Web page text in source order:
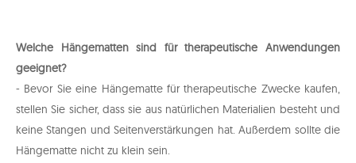
Welche Hängematten sind für therapeutische Anwendungen
geeignet?
- Bevor Sie eine Hängematte für therapeutische Zwecke kaufen,
stellen Sie sicher, dass sie aus natürlichen Materialien besteht und
keine Stangen und Seitenverstärkungen hat. Außerdem sollte die
Hängematte nicht zu klein sein.